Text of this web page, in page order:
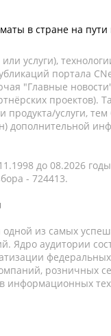
в стране на
услуги),
портала
"Главные
проектов).
услуги,
дополнительной
до 08.2026
- 724413.
из самых
Ядро аудитории
розничных